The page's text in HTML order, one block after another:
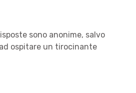
sono anonime, salvo
ospitare un tirocinante